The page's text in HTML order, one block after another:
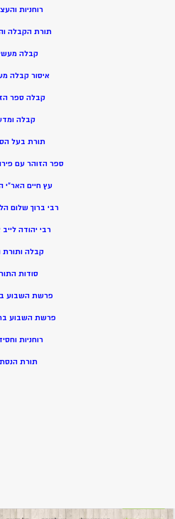
רוחניות
תורת הקבלה
קבלה
איסור קבלה
קבלה ספר
קבלה
תורת בעל
ספר הזוהר עם
עץ חיים האר”י
רבי ברוך שלום
רבי יהודה
קבלה ותורת
סודות
פרשת השבוע
פרשת השבוע
רוחניות
תורת